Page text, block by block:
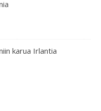
karua Irlantia